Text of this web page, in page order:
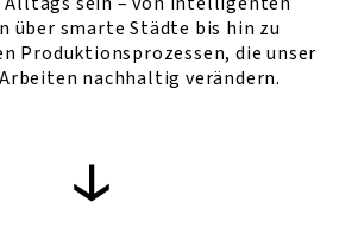
über smarte Städte bis hin zu
Produktionsprozessen, die unser
nachhaltig verändern.